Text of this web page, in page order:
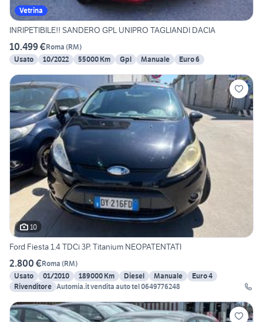
Vetrina
INRIPETIBILE!! SANDERO GPL UNIPRO TAGLIANDI DACIA
10.499 €Roma (RM)
Usato
10/2022 55000 Km Gpl Manuale Euro 6
10
Ford Fiesta 1.4 TDCi 3P. Titanium NEOPATENTATI
2.800 €Roma (RM)
Usato
01/2010 189000 Km Diesel Manuale
Euro 4
Rivenditore Automia.it vendita auto tel 0649776248